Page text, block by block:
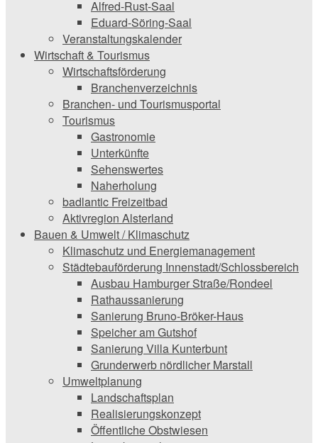
Alfred-Rust-Saal
Eduard-Söring-Saal
Veranstaltungskalender
Wirtschaft & Tourismus
Wirtschaftsförderung
Branchenverzeichnis
Branchen- und Tourismusportal
Tourismus
Gastronomie
Unterkünfte
Sehenswertes
Naherholung
badlantic Freizeitbad
Aktivregion Alsterland
Bauen & Umwelt / Klimaschutz
­Klimaschutz und ­­Energiemanagement
Städtebauförderung Innenstadt/Schlossbereich
Ausbau Hamburger Straße/Rondeel
Rathaussanierung
Sanierung Bruno-Bröker-Haus
Speicher am Gutshof
Sanierung Villa Kunterbunt
Grunderwerb nördlicher Marstall
Umweltplanung
Landschaftsplan
Realisierungskonzept
Öffentliche Obstwiesen